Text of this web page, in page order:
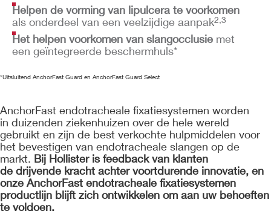
Helpen de vorming van lipulcera te voorkomen
als onderdeel van een veelzijdige aanpak2,3
Het helpen voorkomen van slangocclusie met
een geïntegreerde beschermhuls*
*Uitsluitend AnchorFast Guard en AnchorFast Guard Select
AnchorFast endotracheale fixatiesystemen worden
in duizenden ziekenhuizen over de hele wereld
gebruikt en zijn de best verkochte hulpmiddelen voor
het bevestigen van endotracheale slangen op de
markt. Bij Hollister is feedback van klanten
de drijvende kracht achter voortdurende innovatie, en
onze AnchorFast endotracheale fixatiesystemen
productlijn blijft zich ontwikkelen om aan uw behoeften
te voldoen.